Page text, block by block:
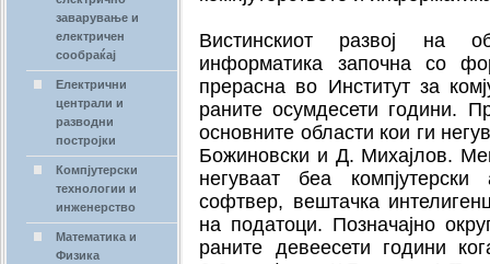
Вистинскиот развој на
информатика започна со
прерасна во Институт за
раните осумдесети години.
основните области кои ги
Божиновски и Д. Михајлов.
негуваат беа
софтвер, вештачка
на податоци. Позначајно
раните девеесети години
заварување и
електричен
сообраќај
Електрични
централи и
разводни
постројки
Компјутерски
технологии и
инженерство
Математика и
Физика